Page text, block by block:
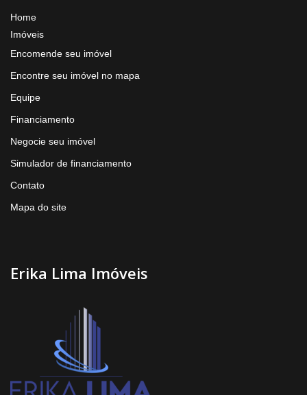
Home
Imóveis
Encomende seu imóvel
Encontre seu imóvel no mapa
Equipe
Financiamento
Negocie seu imóvel
Simulador de financiamento
Contato
Mapa do site
Erika Lima Imóveis